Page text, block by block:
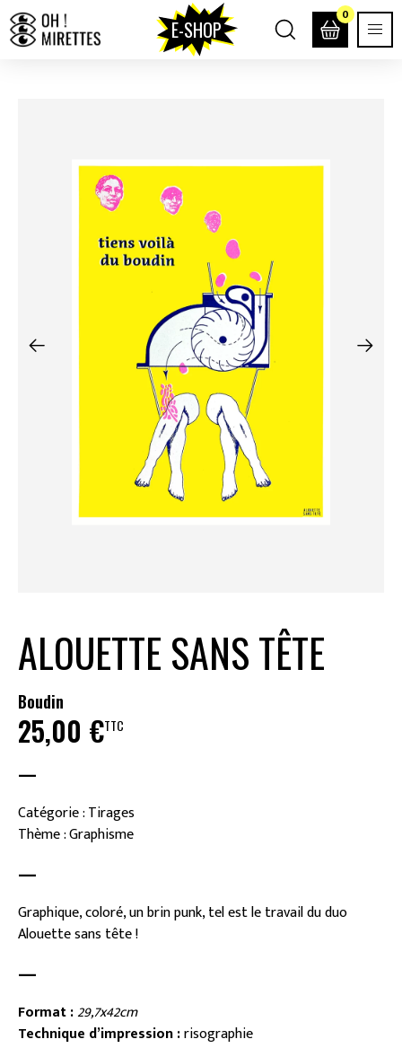
E-SHOP
0
ALOUETTE SANS TÊTE
Boudin
25,00 €TTC
—
Catégorie : Tirages
Thème : Graphisme
—
Graphique, coloré, un brin punk, tel est le travail du duo
Alouette sans tête !
—
Format :29,7x42cm
Technique d’impression :risographie